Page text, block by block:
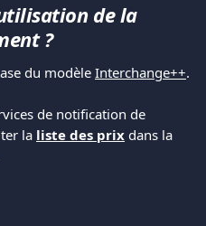
de la
?
du modèle Interchange++.
de notification de
la liste des prix dans la